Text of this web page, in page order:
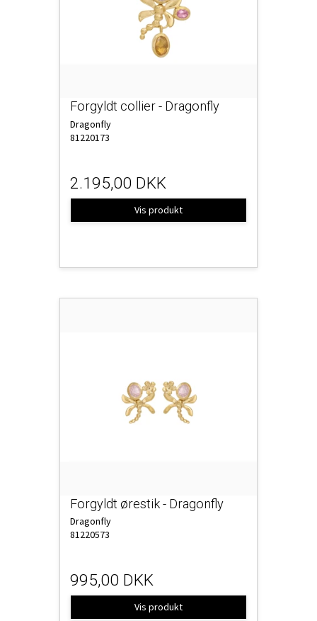
Forgyldt collier - Dragonfly
Dragonfly
81220173
2.195,00 DKK
Vis produkt
Forgyldt ørestik - Dragonfly
Dragonfly
81220573
995,00 DKK
Vis produkt